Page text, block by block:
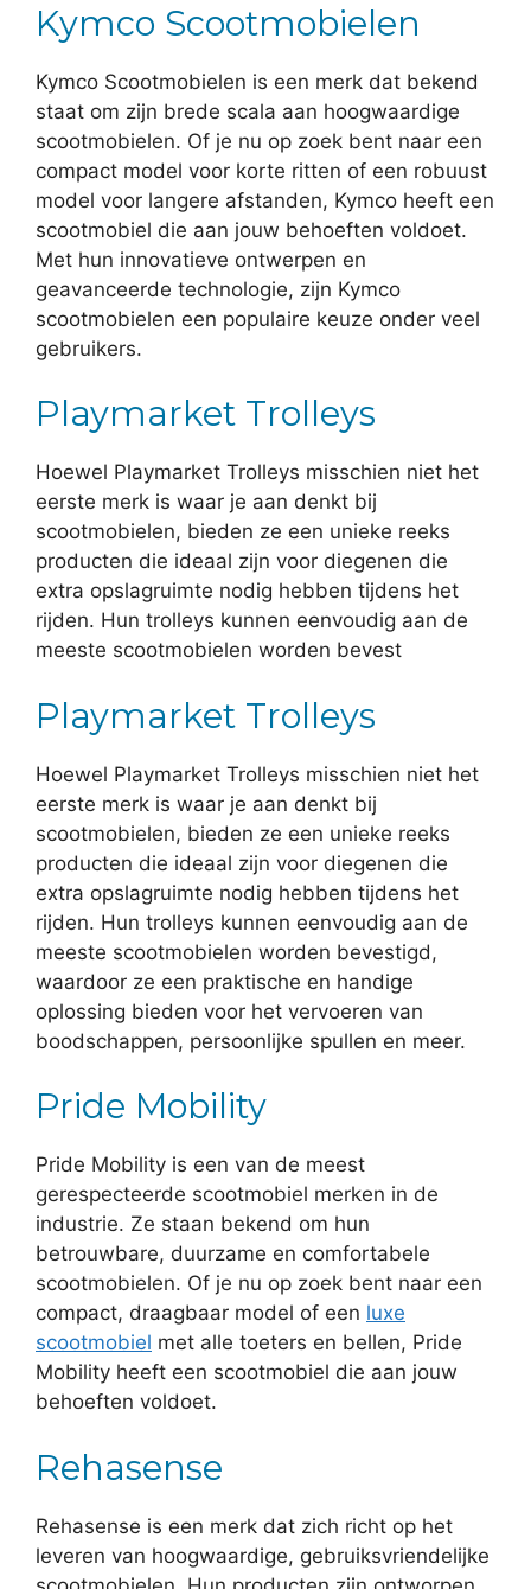
Kymco Scootmobielen
Kymco Scootmobielen is een merk dat bekend
staat om zijn brede scala aan hoogwaardige
scootmobielen. Of je nu op zoek bent naar een
compact model voor korte ritten of een robuust
model voor langere afstanden, Kymco heeft een
scootmobiel die aan jouw behoeften voldoet.
Met hun innovatieve ontwerpen en
geavanceerde technologie, zijn Kymco
scootmobielen een populaire keuze onder veel
gebruikers.
Playmarket Trolleys
Hoewel Playmarket Trolleys misschien niet het
eerste merk is waar je aan denkt bij
scootmobielen, bieden ze een unieke reeks
producten die ideaal zijn voor diegenen die
extra opslagruimte nodig hebben tijdens het
rijden. Hun trolleys kunnen eenvoudig aan de
meeste scootmobielen worden bevest
Playmarket Trolleys
Hoewel Playmarket Trolleys misschien niet het
eerste merk is waar je aan denkt bij
scootmobielen, bieden ze een unieke reeks
producten die ideaal zijn voor diegenen die
extra opslagruimte nodig hebben tijdens het
rijden. Hun trolleys kunnen eenvoudig aan de
meeste scootmobielen worden bevestigd,
waardoor ze een praktische en handige
oplossing bieden voor het vervoeren van
boodschappen, persoonlijke spullen en meer.
Pride Mobility
Pride Mobility is een van de meest
gerespecteerde scootmobiel merken in de
industrie. Ze staan bekend om hun
betrouwbare, duurzame en comfortabele
scootmobielen. Of je nu op zoek bent naar een
compact, draagbaar model of een luxe
scootmobiel met alle toeters en bellen, Pride
Mobility heeft een scootmobiel die aan jouw
behoeften voldoet.
Rehasense
Rehasense is een merk dat zich richt op het
leveren van hoogwaardige, gebruiksvriendelijke